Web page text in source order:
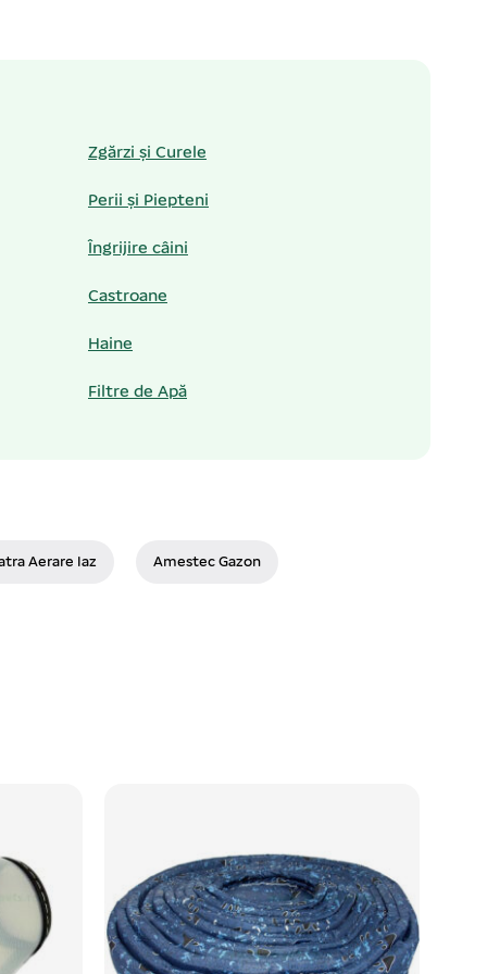
Zgărzi și Curele
Perii și Piepteni
Îngrijire câini
Castroane
Haine
Filtre de Apă
Aerare Iaz Amestec Gazon